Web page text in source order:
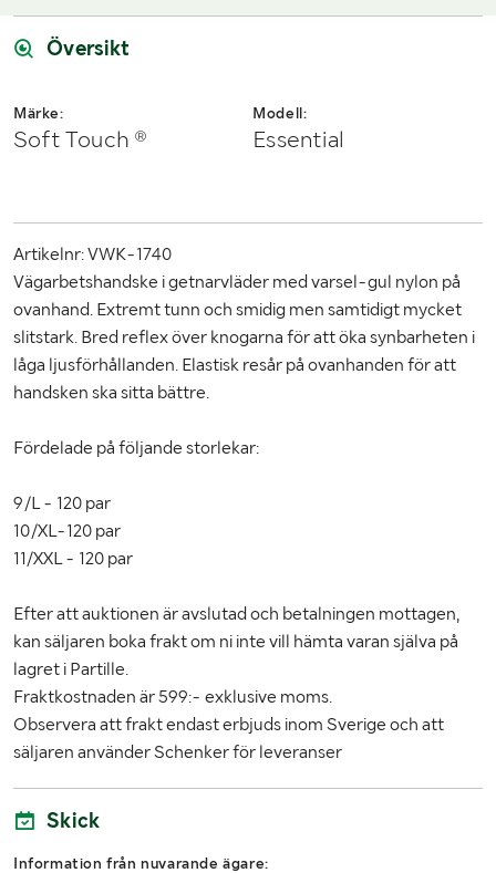
Obs gäller enbart i Sverige, och säljaren använder enbart
Schenker.
Vi hjälper dig gärna med en förfrågan, om objektet uppfyller
följande:
Serie/chassinummer framgår
Säljs med tillkommande moms
Du köper som svenskt företag
Översikt
Märke:
Soft Touch ®
Modell:
Essential
Artikelnr: VWK-1740
Vägarbetshandske i getnarvläder med varsel-gul nylon på
ovanhand. Extremt tunn och smidig men samtidigt mycket
slitstark. Bred reflex över knogarna för att öka synbarheten i
låga ljusförhållanden. Elastisk resår på ovanhanden för att
handsken ska sitta bättre.
Fördelade på följande storlekar:
9/L - 120 par
10/XL-120 par
11/XXL - 120 par
Efter att auktionen är avslutad och betalningen mottagen,
kan säljaren boka frakt om ni inte vill hämta varan själva på
lagret i Partille.
Fraktkostnaden är 599:- exklusive moms.
Observera att frakt endast erbjuds inom Sverige och att
säljaren använder Schenker för leveranser
Skick
Information från nuvarande ägare: